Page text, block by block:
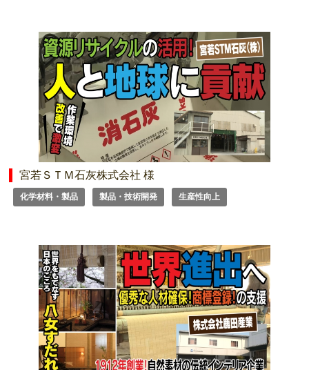
宮若ＳＴＭ石灰株式会社 様
化学材料・製品 製品・技術開発 生産性向上